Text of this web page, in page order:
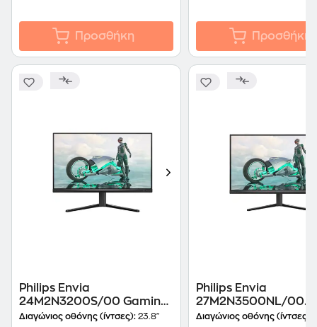
Προσθήκη Προσθήκη
Philips Envia
24M2N3200S/00 Gaming
Monitor 23.8'' FHD IPS Flat
Διαγώνιος οθόνης (ίντσες): 23.8"
Philips Envia
27M2N3500NL/00
Gaming Monitor 27''
Διαγώνιος οθόνης (ίντσες):